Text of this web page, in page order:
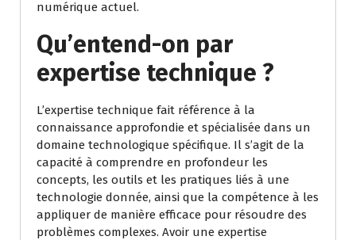
numérique actuel.
Qu’entend-on par
expertise technique ?
L’expertise technique fait référence à la
connaissance approfondie et spécialisée dans un
domaine technologique spécifique. Il s’agit de la
capacité à comprendre en profondeur les
concepts, les outils et les pratiques liés à une
technologie donnée, ainsi que la compétence à les
appliquer de manière efficace pour résoudre des
problèmes complexes. Avoir une expertise